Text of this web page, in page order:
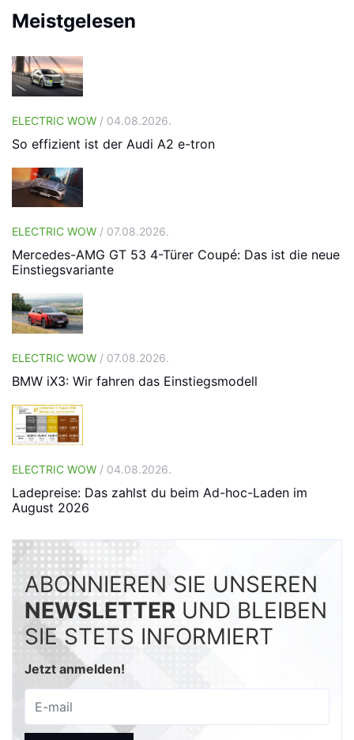
Meistgelesen
ELECTRIC WOW / 04.08.2026.
So effizient ist der Audi A2 e-tron
ELECTRIC WOW / 07.08.2026.
Mercedes-AMG GT 53 4-Türer Coupé: Das ist die neue
Einstiegsvariante
ELECTRIC WOW / 07.08.2026.
BMW iX3: Wir fahren das Einstiegsmodell
ELECTRIC WOW / 04.08.2026.
Ladepreise: Das zahlst du beim Ad-hoc-Laden im
August 2026
ABONNIEREN SIE UNSEREN
NEWSLETTER UND BLEIBEN
SIE STETS INFORMIERT
Jetzt anmelden!